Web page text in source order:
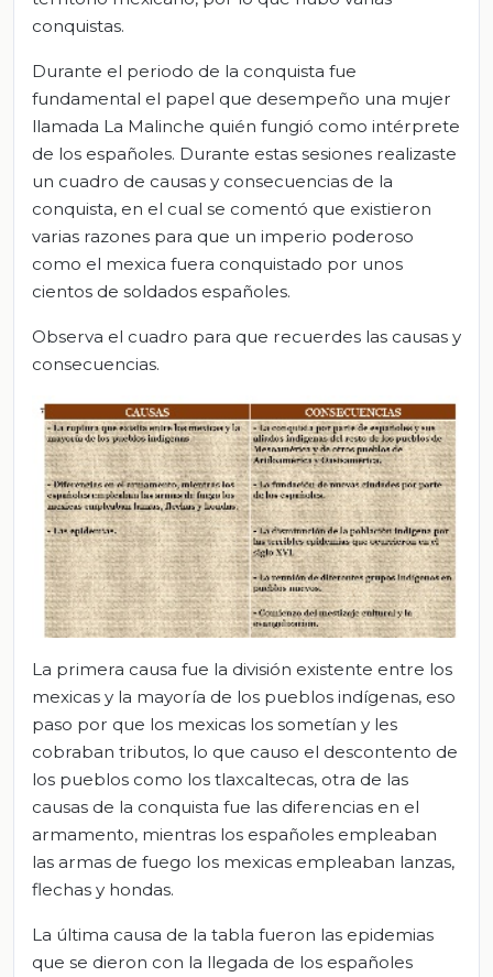
conquistas.
Durante el periodo de la conquista fue
fundamental el papel que desempeño una mujer
llamada La Malinche quién fungió como intérprete
de los españoles. Durante estas sesiones realizaste
un cuadro de causas y consecuencias de la
conquista, en el cual se comentó que existieron
varias razones para que un imperio poderoso
como el mexica fuera conquistado por unos
cientos de soldados españoles.
Observa el cuadro para que recuerdes las causas y
consecuencias.
La primera causa fue la división existente entre los
mexicas y la mayoría de los pueblos indígenas, eso
paso por que los mexicas los sometían y les
cobraban tributos, lo que causo el descontento de
los pueblos como los tlaxcaltecas, otra de las
causas de la conquista fue las diferencias en el
armamento, mientras los españoles empleaban
las armas de fuego los mexicas empleaban lanzas,
flechas y hondas.
La última causa de la tabla fueron las epidemias
que se dieron con la llegada de los españoles